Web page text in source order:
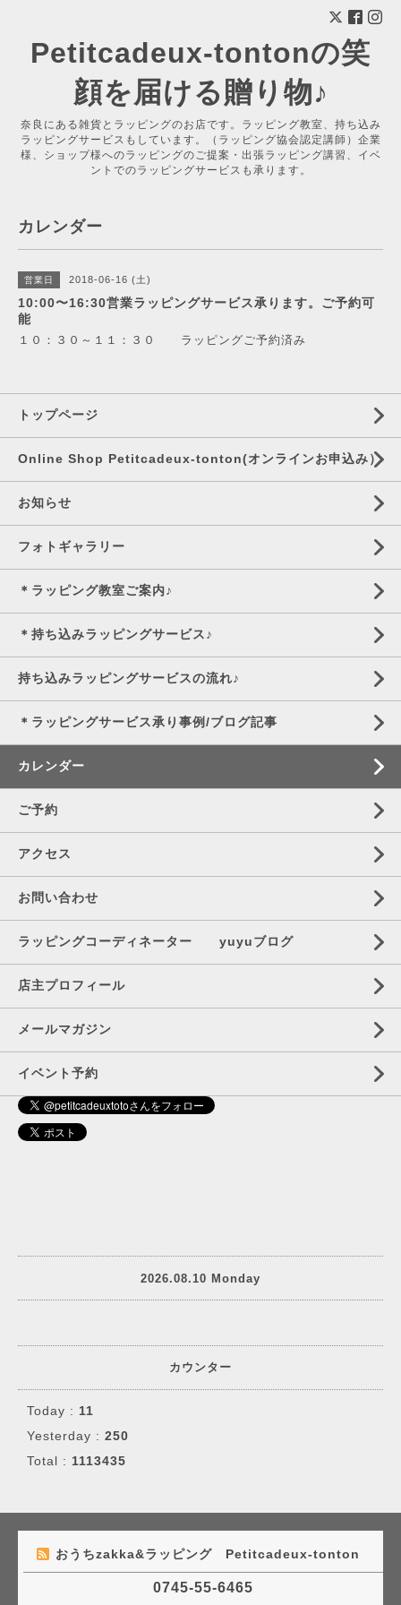
Petitcadeux-tontonの笑
顔を届ける贈り物♪
奈良にある雑貨とラッピングのお店です。ラッピング教室、持ち込み
ラッピングサービスもしています。（ラッピング協会認定講師）企業
様、ショップ様へのラッピングのご提案・出張ラッピング講習、イベ
ントでのラッピングサービスも承ります。
カレンダー
営業日 2018-06-16 (土)
10:00〜16:30営業ラッピングサービス承ります。ご予約可
能
１０：３０～１１：３０ ラッピングご予約済み
トップページ
Online Shop Petitcadeux-tonton(オンラインお申込み）
お知らせ
フォトギャラリー
＊ラッピング教室ご案内♪
＊持ち込みラッピングサービス♪
持ち込みラッピングサービスの流れ♪
＊ラッピングサービス承り事例/ブログ記事
カレンダー
ご予約
アクセス
お問い合わせ
ラッピングコーディネーター yuyuブログ
店主プロフィール
メールマガジン
イベント予約
2026.08.10 Monday
カウンター
Today : 11
Yesterday : 250
Total : 1113435
おうちzakka&ラッピング Petitcadeux-tonton
0745-55-6465